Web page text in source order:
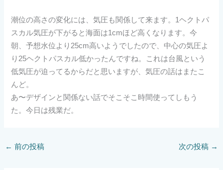
潮位の高さの変化には、気圧も関係して来ます。1ヘクトパ
スカル気圧が下がると海面は1cmほど高くなります。今
朝、予想水位より25cm高いようでしたので、中心の気圧よ
り25ヘクトパスカル低かったんですね。これは台風という
低気圧が迫ってるからだと思いますが、気圧の話はまたこ
んど。
あ〜デザインと関係ない話でそこそこ時間使ってしもう
た。今日は残業だ。
← 前の投稿 次の投稿 →